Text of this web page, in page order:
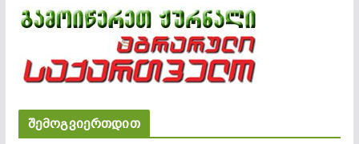
შემოგვიერთდით